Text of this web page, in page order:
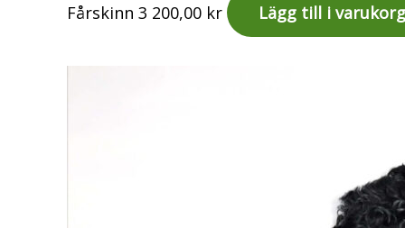
Fårskinn 3 200,00 kr Lägg till i varukorg